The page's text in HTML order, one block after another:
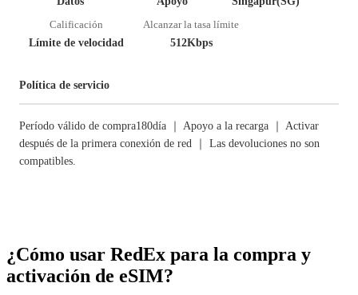
Calificación
Límite de velocidad
Alcanzar la tasa límite
512Kbps
Política de servicio
Período válido de compra180día ｜ Apoyo a la recarga ｜ Activar
después de la primera conexión de red ｜ Las devoluciones no son
compatibles.
¿Cómo usar RedEx para la compra y
activación de eSIM?